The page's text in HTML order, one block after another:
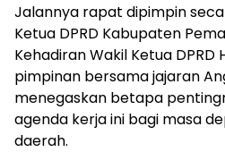
​Jalannya rapat dipimpin
Ketua DPRD Kabupaten
Kehadiran Wakil Ketua DPRD
pimpinan bersama jajaran
menegaskan betapa
agenda kerja ini bagi masa
daerah.